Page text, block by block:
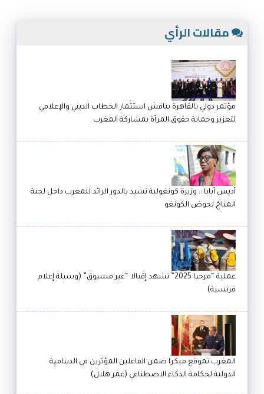
مقالات الرأي
مؤتمر دولي بالقاهرة يناقش استثمار الخطاب الديني والإعلامي
لتعزيز وحماية حقوق المرأة بمشاركة المغرب
أديس أبابا .. وزيرة كونغولية تشيد بالدور الرائد للمغرب داخل لجنة
المناخ لحوض الكونغو
عملية “مرحبا 2025” تشهد إقبالا “غير مسبوق” (وسيلة إعلام
فرنسية)
المغرب تموقع مبكرا ضمن الفاعلين المؤثرين في الدينامية
الدولية لحكامة الذكاء الاصطناعي (عمر هلال)